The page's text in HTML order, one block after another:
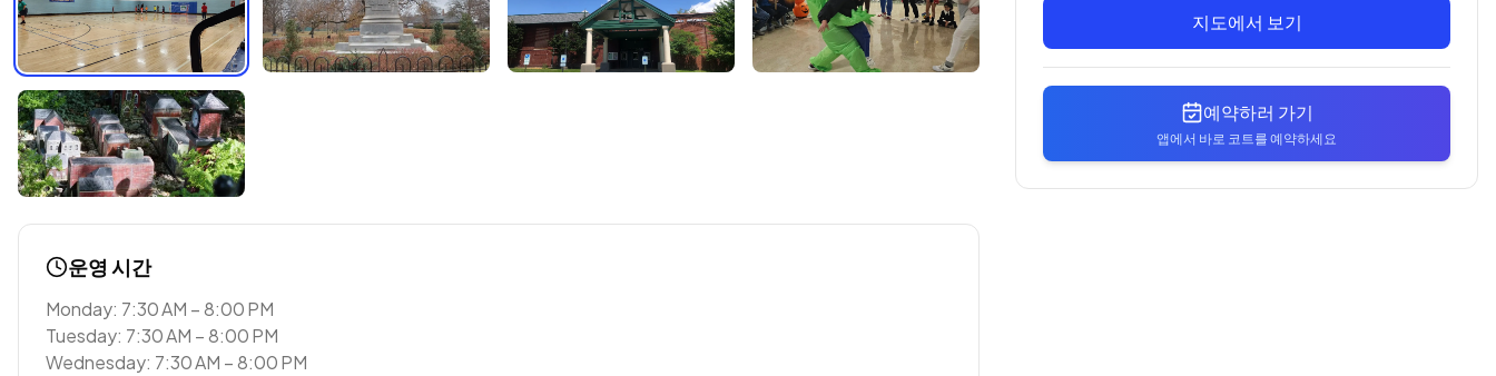
운영 시간
Monday: 7:30 AM – 8:00 PM
Tuesday: 7:30 AM – 8:00 PM
Wednesday: 7:30 AM – 8:00 PM
지도에서 보기
예약하러 가기
앱에서 바로 코트를 예약하세요